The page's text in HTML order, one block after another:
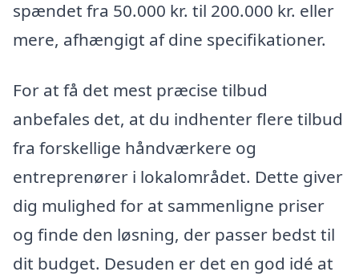
spændet fra 50.000 kr. til 200.000 kr. eller
mere, afhængigt af dine specifikationer.
For at få det mest præcise tilbud
anbefales det, at du indhenter flere tilbud
fra forskellige håndværkere og
entreprenører i lokalområdet. Dette giver
dig mulighed for at sammenligne priser
og finde den løsning, der passer bedst til
dit budget. Desuden er det en god idé at